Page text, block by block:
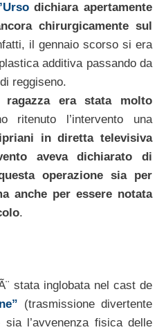
dichiara apertamente
chirurgicamente sul
il gennaio scorso si era
additiva passando da
reggiseno.
era stata molto
ritenuto l’intervento una
in diretta televisiva
aveva dichiarato di
operazione sia per
anche per essere notata
.
stata inglobata nel cast de
(trasmissione divertente
l’avvenenza fisica delle